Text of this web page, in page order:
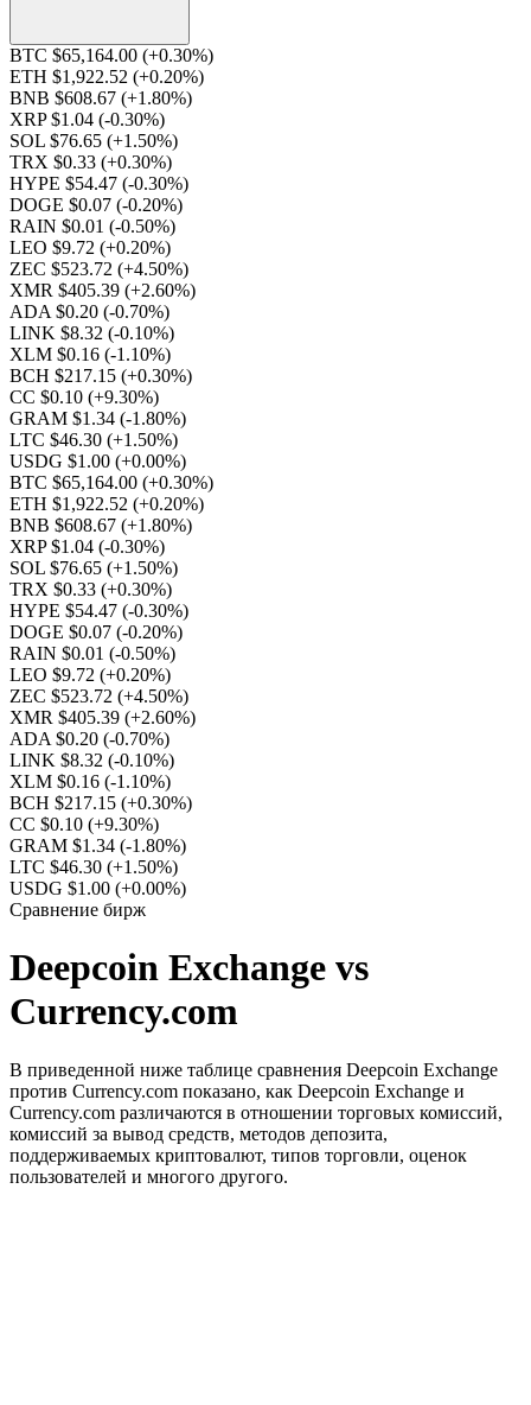
BTC $65,164.00 (+0.30%)
ETH $1,922.52 (+0.20%)
BNB $608.67 (+1.80%)
XRP $1.04 (-0.30%)
SOL $76.65 (+1.50%)
TRX $0.33 (+0.30%)
HYPE $54.47 (-0.30%)
DOGE $0.07 (-0.20%)
RAIN $0.01 (-0.50%)
LEO $9.72 (+0.20%)
ZEC $523.72 (+4.50%)
XMR $405.39 (+2.60%)
ADA $0.20 (-0.70%)
LINK $8.32 (-0.10%)
XLM $0.16 (-1.10%)
BCH $217.15 (+0.30%)
CC $0.10 (+9.30%)
GRAM $1.34 (-1.80%)
LTC $46.30 (+1.50%)
USDG $1.00 (+0.00%)
BTC $65,164.00 (+0.30%)
ETH $1,922.52 (+0.20%)
BNB $608.67 (+1.80%)
XRP $1.04 (-0.30%)
SOL $76.65 (+1.50%)
TRX $0.33 (+0.30%)
HYPE $54.47 (-0.30%)
DOGE $0.07 (-0.20%)
RAIN $0.01 (-0.50%)
LEO $9.72 (+0.20%)
ZEC $523.72 (+4.50%)
XMR $405.39 (+2.60%)
ADA $0.20 (-0.70%)
LINK $8.32 (-0.10%)
XLM $0.16 (-1.10%)
BCH $217.15 (+0.30%)
CC $0.10 (+9.30%)
GRAM $1.34 (-1.80%)
LTC $46.30 (+1.50%)
USDG $1.00 (+0.00%)
Сравнение бирж
Deepcoin Exchange vs
Currency.com
В приведенной ниже таблице сравнения Deepcoin Exchange
против Currency.com показано, как Deepcoin Exchange и
Currency.com различаются в отношении торговых комиссий,
комиссий за вывод средств, методов депозита,
поддерживаемых криптовалют, типов торговли, оценок
пользователей и многого другого.